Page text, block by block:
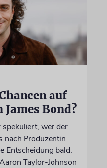
auf
Bond?
spekuliert, wer der
nach Produzentin
Entscheidung bald.
Taylor-Johnson